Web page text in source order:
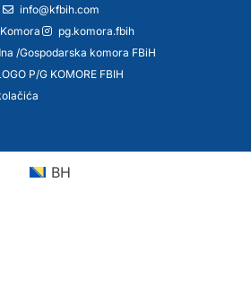
info@kfbih.com
pg.komora.fbih
/Gospodarska komora FBiH
P/G KOMORE FBIH
BH